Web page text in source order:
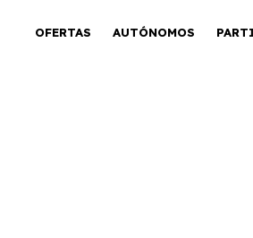
OFERTAS AUTÓNOMOS